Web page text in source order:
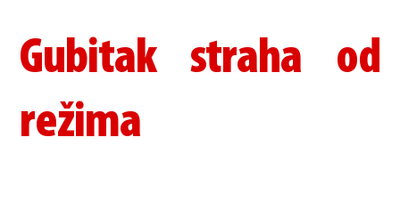
Gubitak straha od
režima